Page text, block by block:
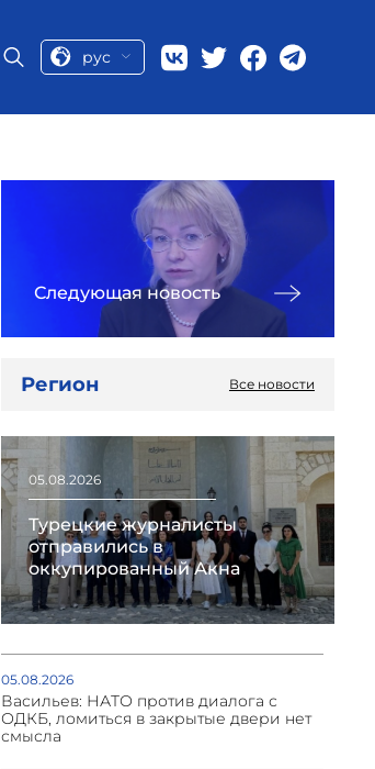
рус
Следующая новость
Регион Все новости
05.08.2026
Турецкие журналисты
отправились в
оккупированный Акна
05.08.2026
Васильев: НАТО против диалога с
ОДКБ, ломиться в закрытые двери нет
смысла